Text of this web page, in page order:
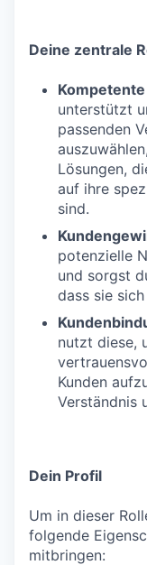
Deine zentrale
unterstützt
passenden
Lösungen,
auf ihre
sind.
potenzielle
und sorgst
dass sie
nutzt diese,
Kunden
Verständnis
Dein Profil
Um in dieser
folgende
mitbringen: